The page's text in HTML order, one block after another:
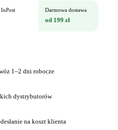
Darmowa dostawa
od 199 zł
1–2 dni robocze
dystrybutorów
na koszt klienta